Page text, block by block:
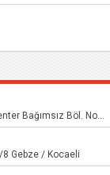
Güzeller Org. San. Böl. Atatürk Bul. No:2/B Big Center Bağımsız Böl. No:11 Gebze
8 Gebze / Kocaeli